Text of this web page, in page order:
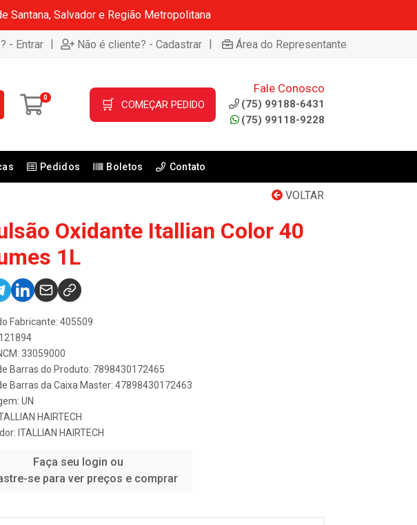
Santana, Salvador e Região Metropolitana
- Entrar | Não é cliente? - Cadastrar | Área do Representante
0 🛒 COMEÇAR PEDIDO
Fale Conosco
(75) 99188-6431
(75) 99118-9228
Pedidos Boletos Contato
VOLTAR
Oxidante Itallian Color 40
1L
Fabricante: 405509
33059000
Barras do Produto: 7898430172465
Barras da Caixa Master: 47898430172463
UN
HAIRTECH
ITALLIAN HAIRTECH
Faça seu login ou
se para ver preços e comprar